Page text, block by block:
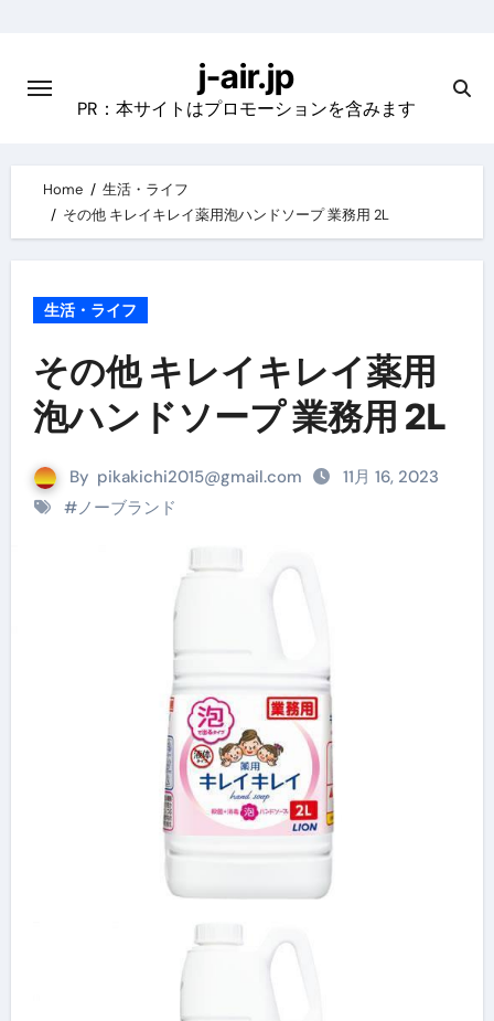
content
j-air.jp
PR：本サイトはプロモーションを含みます
Home
生活・ライフ
その他 キレイキレイ薬用泡ハンドソープ 業務用 2L
生活・ライフ
その他 キレイキレイ薬用
泡ハンドソープ 業務用 2L
By pikakichi2015@gmail.com
11月 16, 2023
#ノーブランド